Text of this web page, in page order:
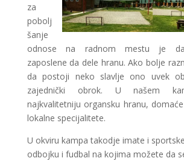
za
pobolj
šanje
odnose na radnom mestu je da
zaposlene da dele hranu. Ako bolje
da postoji neko slavlje ono uvek
zajednički obrok. U našem
najkvalitetniju organsku hranu,
lokalne specijalitete.
U okviru kampa takodje imate i
odbojku i fudbal na kojima možete da